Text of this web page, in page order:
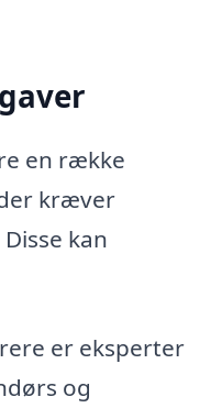
en række
kræver
kan
er eksperter
og